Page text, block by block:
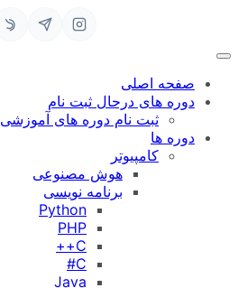
محتوا
صفحه اصلی
دوره های درحال ثبت نام
ثبت نام دوره های آموزشی
دوره ها
کامپیوتر
هوش مصنوعی
برنامه نویسی
Python
PHP
C++
C#
Java